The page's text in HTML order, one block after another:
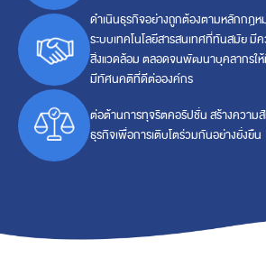
ดำเนินธุรกิจอย่างถูกต้องตามหลักกฎห
ระบบเทคโนโลยีสารสนเทศที่ทันสมัย
สิ่งแวดล้อม ตลอดจนพัฒนาบุคลากรใ
มีทัศนคติที่ดีต่อองค์กร
ต่อต้านการทุจริตคอรัปชั่น สร้างควา
ธุรกิจเพื่อการเติบโตร่วมกันอย่างยั่งยืน